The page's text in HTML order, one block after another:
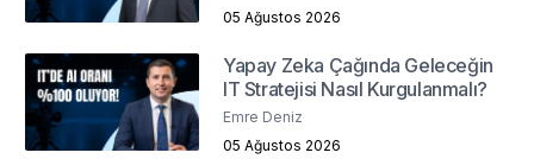
05 Ağustos 2026
Yapay Zeka Çağında Geleceğin
IT Stratejisi Nasıl Kurgulanmalı?
Emre Deniz
05 Ağustos 2026